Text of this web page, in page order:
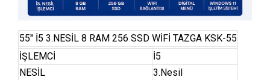
55″ İ5 3.NESİL 8 RAM 256 SSD WİFİ TAZGA KSK-55
İŞLEMCİ
İ5
NESİL
3.Nesil